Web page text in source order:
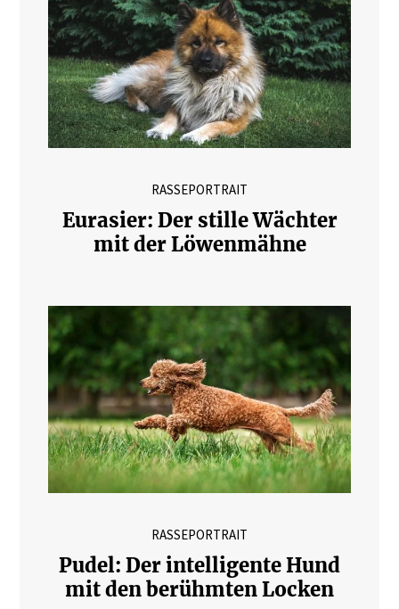
RASSEPORTRAIT
Eurasier: Der stille Wächter
mit der Löwenmähne
RASSEPORTRAIT
Pudel: Der intelligente Hund
mit den berühmten Locken